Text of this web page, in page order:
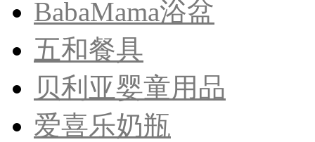
BabaMama浴盆
五和餐具
贝利亚婴童用品
爱喜乐奶瓶